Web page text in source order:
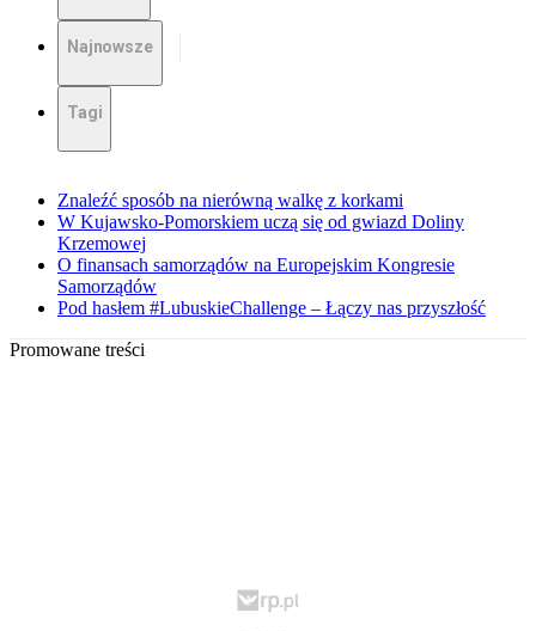
Najnowsze
Tagi
Znaleźć sposób na nierówną walkę z korkami
W Kujawsko-Pomorskiem uczą się od gwiazd Doliny
Krzemowej
O finansach samorządów na Europejskim Kongresie
Samorządów
Pod hasłem #LubuskieChallenge – Łączy nas przyszłość
Promowane treści